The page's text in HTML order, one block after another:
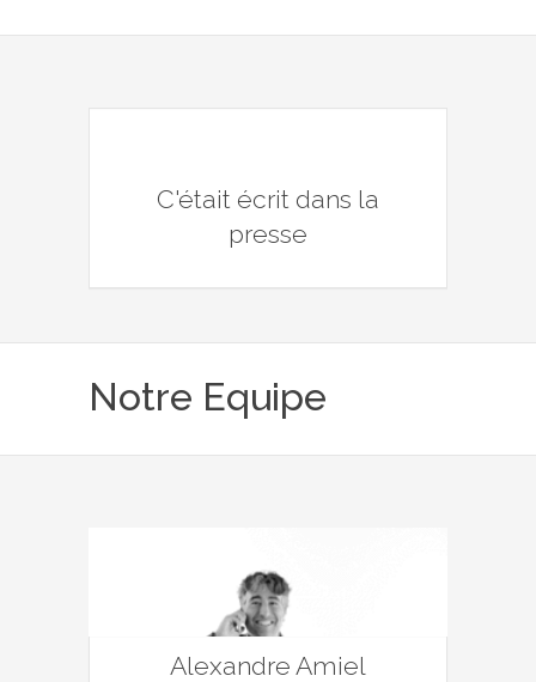
C'était écrit dans la
presse
Notre Equipe
Alexandre Amiel